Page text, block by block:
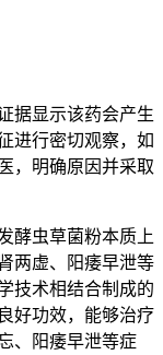
据显示该药会产生
进行密切观察，如
，明确原因并采取
酵虫草菌粉本质上
两虚、阳痿早泄等
技术相结合制成的
好功效，能够治疗
、阳痿早泄等症